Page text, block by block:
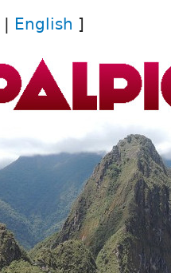
| English ]